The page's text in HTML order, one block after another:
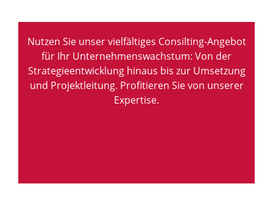
Nutzen Sie unser vielfältiges Consilting-Angebot
für Ihr Unternehmenswachstum: Von der
Strategieentwicklung hinaus bis zur Umsetzung
und Projektleitung. Profitieren Sie von unserer
Expertise.